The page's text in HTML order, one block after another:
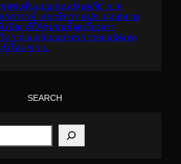
มชนต้นแบบถนนปลอดภัย” จาก
รสวรรค์ เลขาธิการ คปภ. มอบหมาย
เปิดเวทีให้ชุมชนชี้จุดเสี่ยงจาก
ง ร่วมออกแบบมาตรการลดอุบัติเหตุ
เรื่อง พ.ร.บ.
SEARCH